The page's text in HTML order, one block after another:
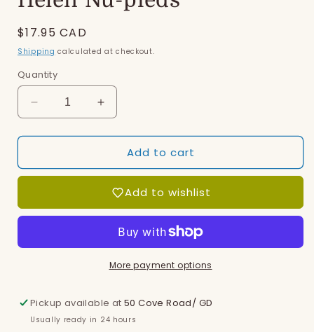
Regular
price
$17.95 CAD
Shipping calculated at checkout.
Quantity
Decrease
quantity
for
Nu-
Increase
quantity
for
Helen
Nu-
Add to cart
Add to wishlist
More payment options
Pickup available at50 Cove Road/ GD
Usually ready in 24 hours